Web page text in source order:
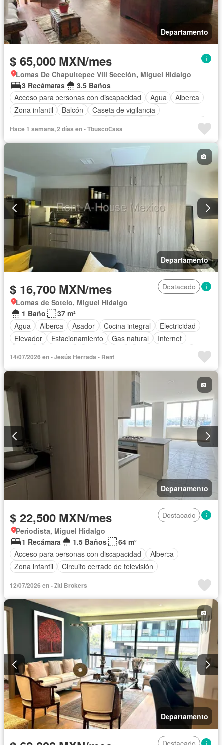
Departamento
$ 65,000 MXN/mes
Lomas De Chapultepec Viii Sección, Miguel Hidalgo
3 Recámaras
3.5 Baños
Acceso para personas con discapacidad
Agua
Alberca
Zona infantil
Balcón
Caseta de vigilancia
Cocina equipada
Cuarto de servicio
Electricidad
Recámara con closet
Sala polivalente
Permite mascotas
Completamente amueblado
Hace 1 semana, 2 días en - TbuscoCasa
Departamento
$ 16,700 MXN/mes
Destacado
Lomas de Sotelo, Miguel Hidalgo
1 Baño
37 m²
Agua
Alberca Asador Cocina integral
Electricidad
Elevador
Estacionamiento Gas natural
Internet
Sin amueblar
14/07/2026 en - Jesús Herrada - Rent
Departamento
$ 22,500 MXN/mes
Destacado
Periodista, Miguel Hidalgo
1 Recámara
1.5 Baños
64 m²
Acceso para personas con discapacidad
Alberca
Zona infantil
Circuito cerrado de televisión
Gas natural
Gimnasio
Vista panorámica
12/07/2026 en - Ziti Brokers
Departamento